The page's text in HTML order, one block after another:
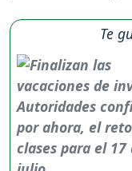
Te